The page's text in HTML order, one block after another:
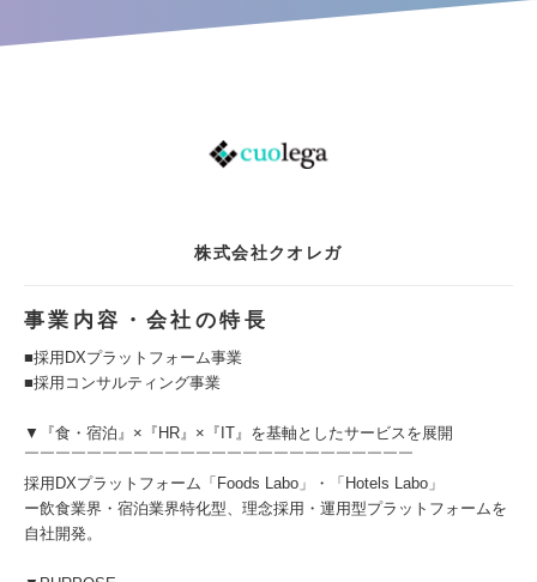
株式会社クオレガ
事業内容・会社の特長
■採用DXプラットフォーム事業
■採用コンサルティング事業
▼『食・宿泊』×『HR』×『IT』を基軸としたサービスを展開
￣￣￣￣￣￣￣￣￣￣￣￣￣￣￣￣￣￣￣￣￣￣￣￣￣
採用DXプラットフォーム「Foods Labo」・「Hotels Labo」
ー飲食業界・宿泊業界特化型、理念採用・運用型プラットフォームを
自社開発。